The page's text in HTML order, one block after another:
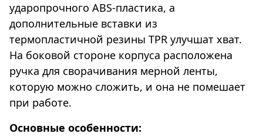
ударопрочного ABS-пластика, а
дополнительные вставки из
термопластичной резины TPR улучшат хват.
На боковой стороне корпуса расположена
ручка для сворачивания мерной ленты,
которую можно сложить, и она не помешает
при работе.
Основные особенности: